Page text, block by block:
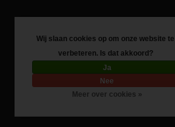
© Copyright 2026 Toko 4
Wij slaan cookies op om onze website te
verbeteren. Is dat akkoord?
Ja
Nee
Meer over cookies »